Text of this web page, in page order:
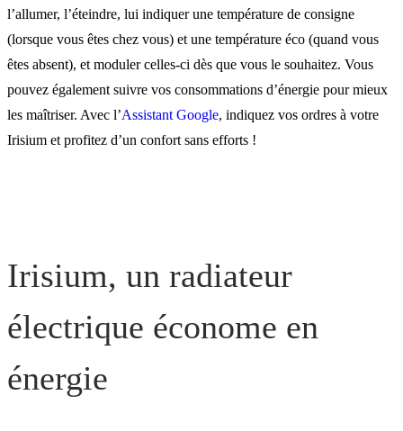
l’allumer, l’éteindre, lui indiquer une température de consigne
(lorsque vous êtes chez vous) et une température éco (quand vous
êtes absent), et moduler celles-ci dès que vous le souhaitez. Vous
pouvez également suivre vos consommations d’énergie pour mieux
les maîtriser. Avec l’Assistant Google, indiquez vos ordres à votre
Irisium et profitez d’un confort sans efforts !
Irisium, un radiateur
électrique économe en
énergie